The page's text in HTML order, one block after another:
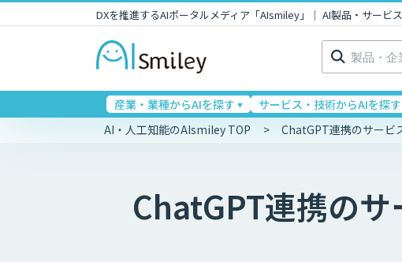
DXを推進するAIポータルメディア「AIsmiley」｜ AI製品・サービ
検
索:
産業・業種からAIを探す サービス・技術からAIを探す
AI・人工知能のAIsmiley TOP ChatGPT連携のサービ
ChatGPT連携のサ